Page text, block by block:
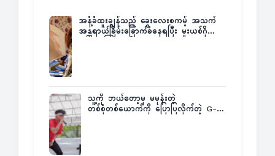
အနံ့ခံထူးချွန်သည့် ခွေးလေးစကမ့် အသက်
အန္တရာယ်ခြိမ်းခြောက်ခံနေရပြီး မူးယစ်ဂိုဏ်း
သူ့ကို ဘယ်တော့မှ မမုန်းတဲ့
တစ်စုံတစ်ယောက်ကို ပြောပြလိုက်တဲ့ G-